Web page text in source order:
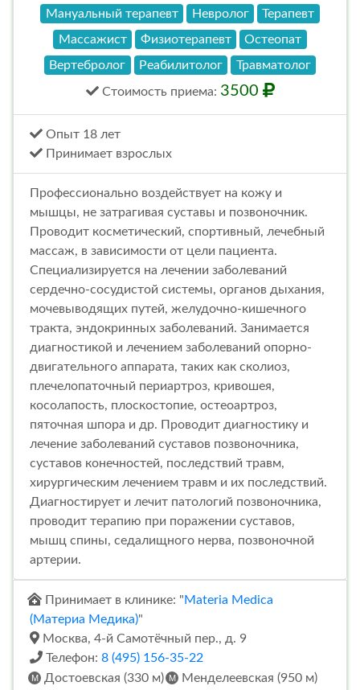
Мануальный терапевт Невролог
Терапевт
Массажист
Физиотерапевт
Остеопат
Вертебролог
Реабилитолог Травматолог
Стоимость приема: 3500
Опыт 18 лет
Принимает взрослых
Профессионально воздействует на кожу и
мышцы, не затрагивая суставы и позвоночник.
Проводит косметический, спортивный, лечебный
массаж, в зависимости от цели пациента.
Специализируется на лечении заболеваний
сердечно-сосудистой системы, органов дыхания,
мочевыводящих путей, желудочно-кишечного
тракта, эндокринных заболеваний. Занимается
диагностикой и лечением заболеваний опорно-
двигательного аппарата, таких как сколиоз,
плечелопаточный периартроз, кривошея,
косолапость, плоскостопие, остеоартроз,
пяточная шпора и др. Проводит диагностику и
лечение заболеваний суставов позвоночника,
суставов конечностей, последствий травм,
хирургическим лечением травм и их последствий.
Диагностирует и лечит патологий позвоночника,
проводит терапию при поражении суставов,
мышц спины, седалищного нерва, позвоночной
артерии.
Принимает в клинике: "Materia Medica
(Материа Медика)"
Москва, 4-й Самотёчный пер., д. 9
Телефон: 8 (495) 156-35-22
Достоевская (330 м)
Менделеевская (950 м)